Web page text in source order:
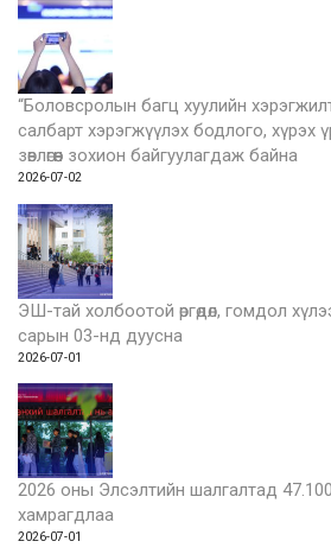
“Боловсролын багц хуулийн
салбарт хэрэгжүүлэх бодлого, хүрэх
зөвлөгөөн зохион байгуулагдаж байна
2026-07-02
ЭШ-тай холбоотой өргөдөл, гомдол
сарын 03-нд дуусна
2026-07-01
2026 оны Элсэлтийн шалгалтад
хамрагдлаа
2026-07-01